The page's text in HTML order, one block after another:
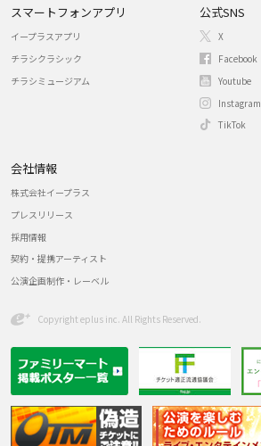
スマートフォンアプリ
イープラスアプリ
チラシクラシック
チラシミュージアム
公式SNS
X
Facebook
Youtube
Instagram
TikTok
会社情報
株式会社イープラス
プレスリリース
採用情報
契約・提携アーティスト
公演企画制作・レーベル
Copyright eplus inc. All Rights Reserved.